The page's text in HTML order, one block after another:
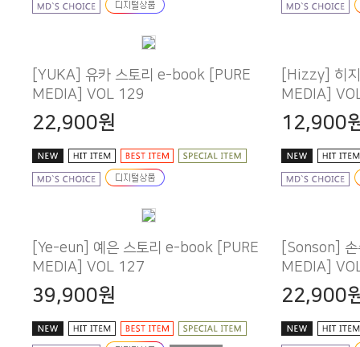
MEDIA] VOL 129
22,900원
MEDIA]
12,900
MEDIA] VOL 127
39,900원
MEDIA]
22,900